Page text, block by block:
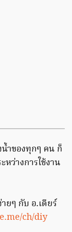
ำของทุกๆ คน ก็
ว่างการใช้งาน
ยๆ กับ อ.เดียร์
ch/diy